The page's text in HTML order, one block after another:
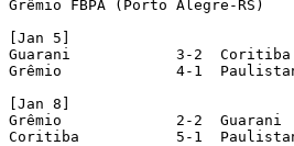
Grêmio FBPA (Porto Alegre-RS)
[Jan 5]
Guarani            3-2  Coritiba
Grêmio             4-1
[Jan 8]
Grêmio             2-2  Guarani
Coritiba           5-1